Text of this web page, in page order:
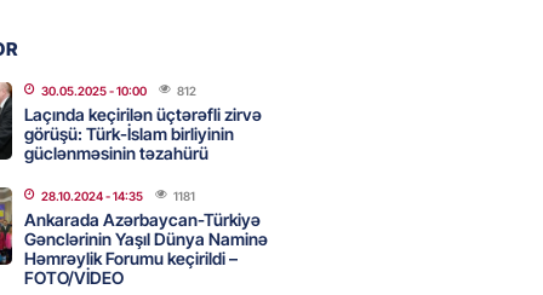
məsuliyyətə cəlb edilib –
- 11:45
30.05.2025- 10:00 812
Laçında keçirilən üçtərəfli zirvə
görüşü: Türk-İslam birliyinin
güclənməsinin təzahürü
28.10.2024- 14:35 1181
Ankarada Azərbaycan-Türkiyə
Gənclərinin Yaşıl Dünya Naminə
Həmrəylik Forumu keçirildi –
FOTO/VİDEO